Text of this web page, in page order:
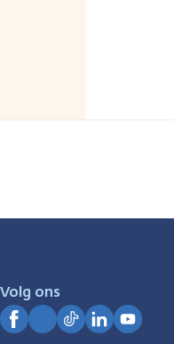
Volg ons